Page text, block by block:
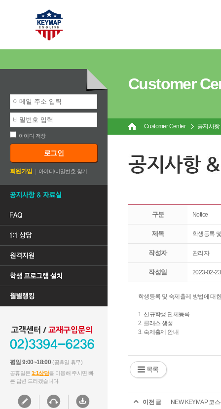
아이디 저장
로그인
회원가입 아이디/비밀번호 찾기
평일 9:00~18:00 (공휴일 휴무)
공휴일은 1:1상담을 이용해 주시면 빠
른 답변 드리겠습니다.
Customer
Customer Center 공지사항
구분 Notice
제목 학생등록
작성자 관리자
작성일 2023-02-
학생등록 및 숙제출제 방법에 대
1. 신규학생 단체등록
2. 클래스 생성
3. 숙제출제 안내
목록
이전 글 NEW KEYMAP 코